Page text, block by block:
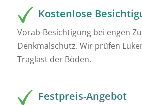
Kostenlose
Vorab-Besichtigung bei engen
Denkmalschutz. Wir prüfen
Traglast der Böden.
Festpreis-Angebot